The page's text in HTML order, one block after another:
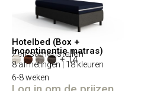
Hotelbed (Box +
Incontinentie matras)
Zelf samenstellen
+ 14
8 afmetingen | 18 kleuren
6-8 weken